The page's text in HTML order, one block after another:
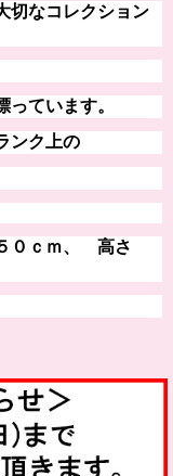
切なコレクション
っています。
ンク上の
０ｃｍ、 高さ